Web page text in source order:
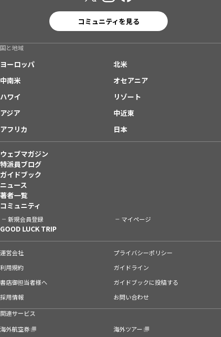
コミュニティを見る
国と地域
ヨーロッパ
北米
中南米
オセアニア
ハワイ
リゾート
アジア
中近東
アフリカ
日本
ウェブマガジン
特派員ブログ
ガイドブック
ニュース
著者一覧
コミュニティ
新規会員登録 マイページ
GOOD LUCK TRIP
運営会社
プライバシーポリシー
利用規約
ガイドライン
書店御担当者様へ
ガイドブックに投稿する
採用情報
お問い合わせ
関連サービス
海外航空券
海外ツアー